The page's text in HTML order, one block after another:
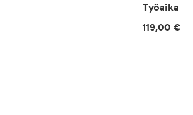
Työaika
119,00 €